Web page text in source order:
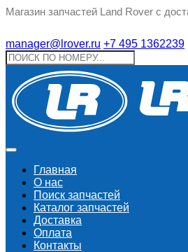
Магазин запчастей Land Rover с
manager@lrover.ru +7 495 1362239
Главная
О нас
Поиск запчастeй
Каталог запчастей
Доставка
Оплата
Контакты